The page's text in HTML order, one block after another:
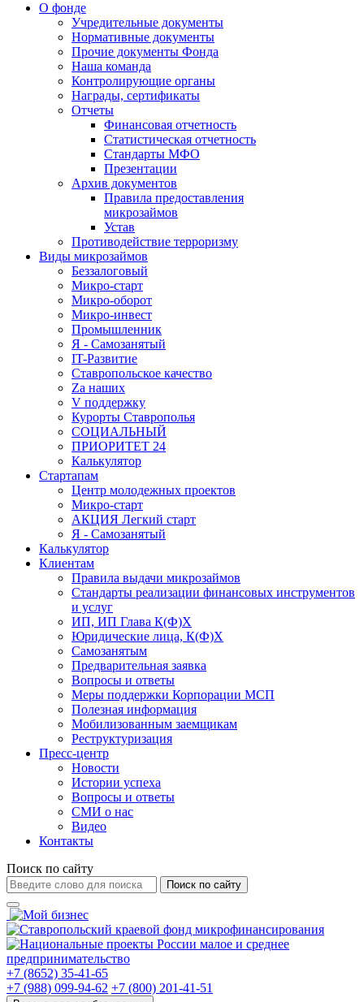
О фонде
Учредительные документы
Нормативные документы
Прочие документы Фонда
Наша команда
Контролирующие органы
Награды, сертификаты
Отчеты
Финансовая отчетность
Статистическая отчетность
Стандарты МФО
Презентации
Архив документов
Правила предоставления
микрозаймов
Устав
Противодействие терроризму
Виды микрозаймов
Беззалоговый
Микро-старт
Микро-оборот
Микро-инвест
Промышленник
Я - Самозанятый
IT-Развитие
Ставропольское качество
Za наших
V поддержку
Курорты Ставрополья
СОЦИАЛЬНЫЙ
ПРИОРИТЕТ 24
Калькулятор
Стартапам
Центр молодежных проектов
Микро-старт
АКЦИЯ Легкий старт
Я - Самозанятый
Калькулятор
Клиентам
Правила выдачи микрозаймов
Стандарты реализации финансовых инструментов
и услуг
ИП, ИП Глава К(Ф)Х
Юридические лица, К(Ф)Х
Самозанятым
Предварительная заявка
Вопросы и ответы
Меры поддержки Корпорации МСП
Полезная информация
Мобилизованным заемщикам
Реструктуризация
Пресс-центр
Новости
Истории успеха
Вопросы и ответы
СМИ о нас
Видео
Контакты
Поиск по сайту
Поиск по сайту
+7 (8652) 35-41-65
+7 (988) 099-94-62 +7 (800) 201-41-51